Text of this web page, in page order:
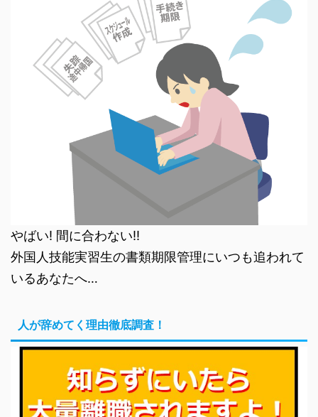
やばい! 間に合わない!!
外国人技能実習生の書類期限管理にいつも追われて
いるあなたへ…
人が辞めてく理由徹底調査！